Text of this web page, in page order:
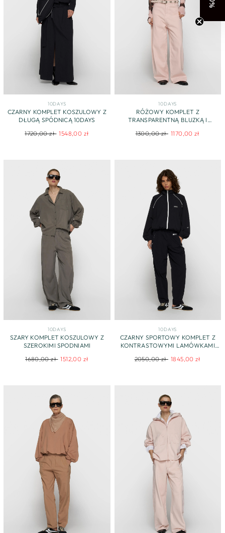
10DAYS
CZARNY KOMPLET KOSZULOWY Z
DŁUGĄ SPÓDNICĄ 10DAYS
Regular
1720,00 zł Sale
1548,00 zł
10DAYS
RÓŻOWY KOMPLET Z
TRANSPARENTNĄ BLUZKĄ I
Regular
1300,00 zł Sale
1170,00 zł
10DAYS
SZARY KOMPLET KOSZULOWY Z
SZEROKIMI SPODNIAMI
Regular
1680,00 zł Sale
1512,00 zł
10DAYS
CZARNY SPORTOWY KOMPLET Z
KONTRASTOWYMI LAMÓWKAMI
Regular
2050,00 zł Sale
1845,00 zł